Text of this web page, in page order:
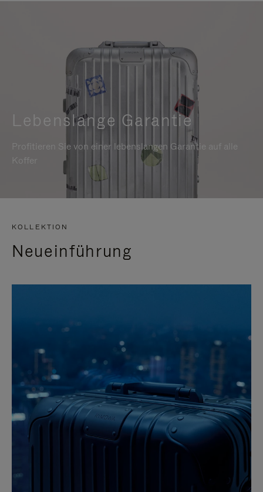
Lebenslange Garantie
Profitieren Sie von einer lebenslangen Garantie auf alle
Koffer
KOLLEKTION
Neueinführung